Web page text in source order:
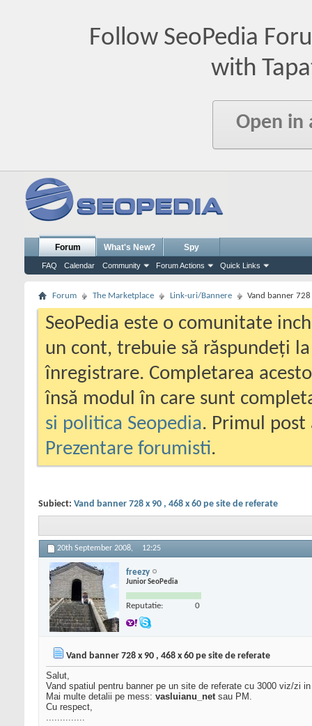
Follow SeoPedia
with
Open in
Forum
FAQ Calendar Community Forum Actions Quick Links
What's New? Spy
Forum The Marketplace Link-uri/Bannere Vand banner
SeoPedia este o comunitate
un cont, trebuie să răspundeți
înregistrare. Completarea
însă modul în care sunt
si politica Seopedia. Primul
Prezentare forumisti.
Subiect: Vand banner 728 x 90 , 468 x 60 pe site de referate
20th September 2008, 12:25
freezy
Junior SeoPedia
Reputatie: 0
Vand banner 728 x 90 , 468 x 60 pe site de referate
Salut,
Vand spatiul pentru banner pe un site de referate cu 3000 viz/zi
Mai multe detalii pe mess: vasluianu_netsau PM.
Cu respect,
..............